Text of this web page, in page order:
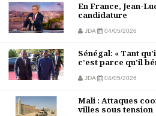
En France, Jean-
candidature
JDA 04/05/2026
Sénégal: « Tant
c'est parce qu'il
JDA 04/05/2026
Mali : Attaques
villes sous tension